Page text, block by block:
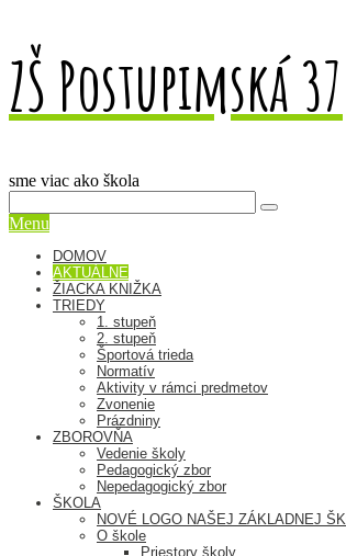
ZŠ Postupimská 37
sme viac ako škola
Menu
DOMOV
AKTUÁLNE
ŽIACKA KNIŽKA
TRIEDY
1. stupeň
2. stupeň
Športová trieda
Normatív
Aktivity v rámci predmetov
Zvonenie
Prázdniny
ZBOROVŇA
Vedenie školy
Pedagogický zbor
Nepedagogický zbor
ŠKOLA
NOVÉ LOGO NAŠEJ ZÁKLADNEJ
O škole
Priestory školy